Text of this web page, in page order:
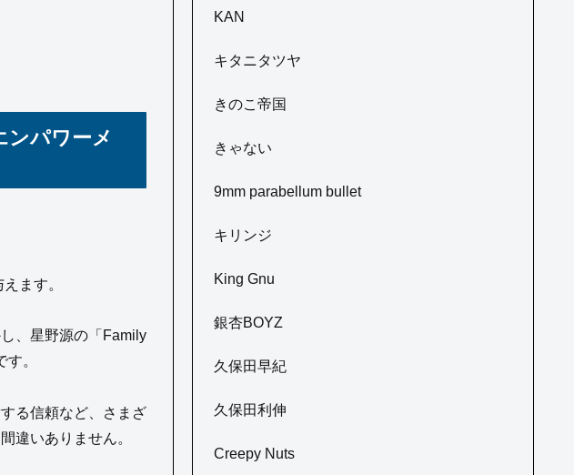
ンパワーメ
ます。
、星野源の「Family
。
る信頼など、さまざ
違いありません。
KAN
キタニタツヤ
きのこ帝国
きゃない
9mm parabellum bullet
キリンジ
King Gnu
銀杏BOYZ
久保田早紀
久保田利伸
Creepy Nuts